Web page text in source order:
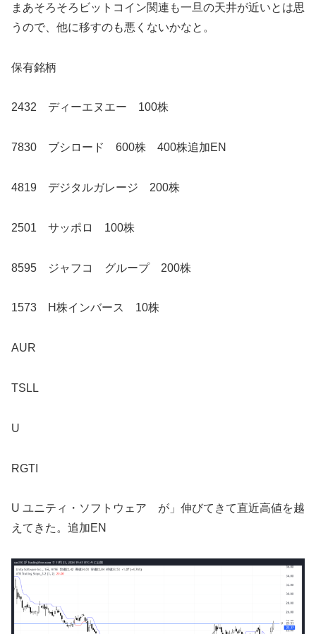
まあそろそろビットコイン関連も一旦の天井が近いとは思
うので、他に移すのも悪くないかなと。
保有銘柄
2432 ディーエヌエー 100株
7830 ブシロード 600株 400株追加EN
4819 デジタルガレージ 200株
2501 サッポロ 100株
8595 ジャフコ グループ 200株
1573 H株インバース 10株
AUR
TSLL
U
RGTI
U ユニティ・ソフトウェア が」伸びてきて直近高値を越
えてきた。追加EN